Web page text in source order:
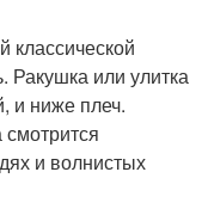
классической
Ракушка или улитка
и ниже плеч.
и волнистых